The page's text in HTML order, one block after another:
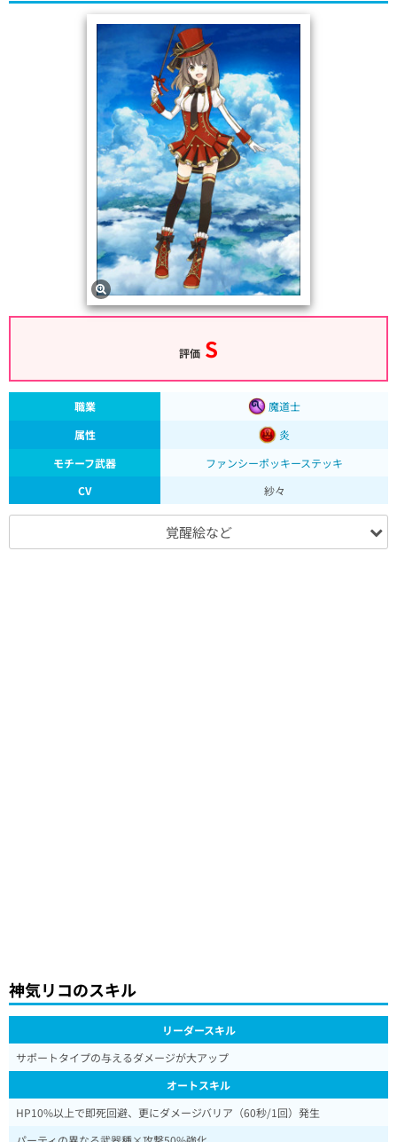
評価 S
職業
魔道士
属性
炎
モチーフ武器
ファンシーポッキーステッキ
CV
紗々
覚醒絵など
神気リコのスキル
リーダースキル
サポートタイプの与えるダメージが大アップ
オートスキル
HP10%以上で即死回避、更にダメージバリア（60秒/1回）発生